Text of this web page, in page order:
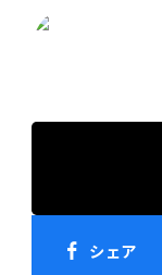
シェア